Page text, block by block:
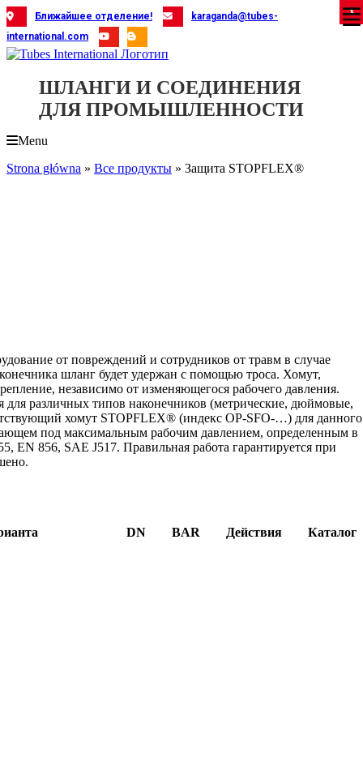
Skip
to
content
Ближайшее отделение!
karaganda@tubes-
international.com
ШЛАНГИ И СОЕДИНЕНИЯ
ДЛЯ ПРОМЫШЛЕННОСТИ
Menu
Strona główna » Все продукты » Защита STOPFLEX®
от повреждений и сотрудников от травм в случае
шланг будет удержан с помощью троса. Хомут,
независимо от изменяющегося рабочего давления.
для различных типов наконечников (метрические, дюймовые,
хомут STOPFLEX® (индекс OP-SFO-…) для данного
под максимальным рабочим давлением, определенным в
EN 856, SAE J517. Правильная работа гарантируется при
DN BAR Действия Каталог
X
X
X
X
X
X
X
X
X
X
X
X
X
X
X
X
X
X
X